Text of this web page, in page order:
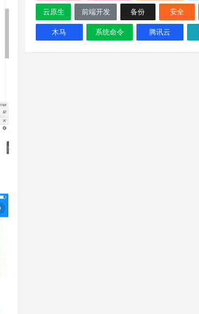
云原生
前端开发 备份 安全
木马
系统命令 腾讯云